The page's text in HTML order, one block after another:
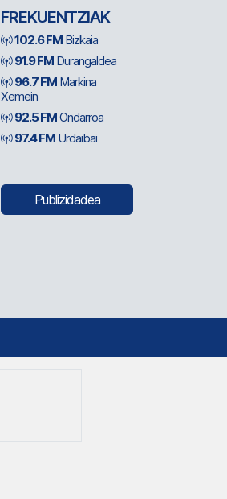
FREKUENTZIAK
102.6 FM Bizkaia
91.9 FM Durangaldea
96.7 FM Markina
Xemein
92.5 FMOndarroa
97.4 FM Urdaibai
Publizidadea